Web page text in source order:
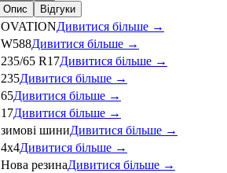
Опис Відгуки
OVATIONДивитися більше →
W588Дивитися більше →
235/65 R17Дивитися більше →
235Дивитися більше →
65Дивитися більше →
17Дивитися більше →
зимові шиниДивитися більше →
4x4Дивитися більше →
Нова резинаДивитися більше →